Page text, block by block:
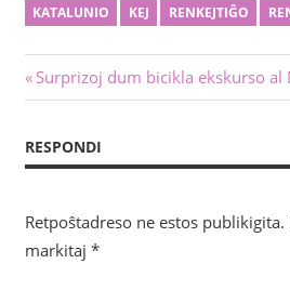
KATALUNIO KEJ RENKEJTIĜO
Navigado
afiŝoj
Antaŭa
afiŝo:
Surprizoj dum bicikla ekskurso al
RESPONDI
Retpoŝtadreso ne estos publikigita.
markitaj *